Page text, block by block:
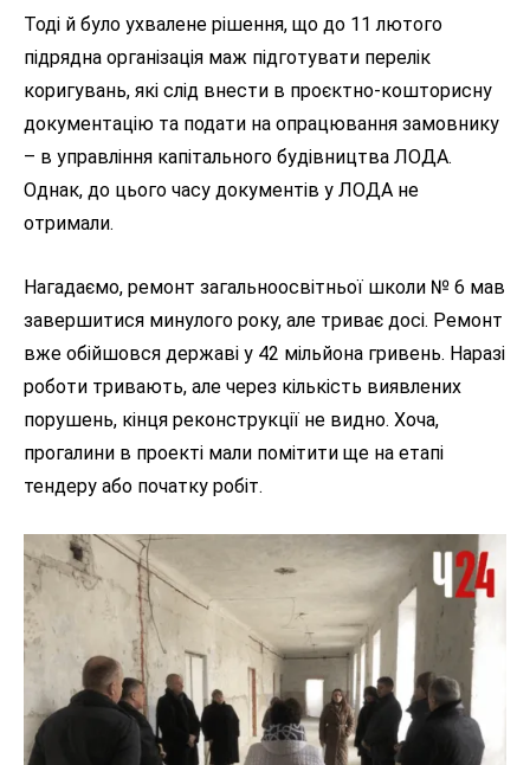
Тоді й було ухвалене рішення, що до 11 лютого
підрядна організація маж підготувати перелік
коригувань, які слід внести в проєктно-кошторисну
документацію та подати на опрацювання замовнику
– в управління капітального будівництва ЛОДА.
Однак, до цього часу документів у ЛОДА не
отримали.
Нагадаємо, ремонт загальноосвітньої школи № 6 мав
завершитися минулого року, але триває досі. Ремонт
вже обійшовся державі у 42 мільйона гривень. Наразі
роботи тривають, але через кількість виявлених
порушень, кінця реконструкції не видно. Хоча,
прогалини в проекті мали помітити ще на етапі
тендеру або початку робіт.